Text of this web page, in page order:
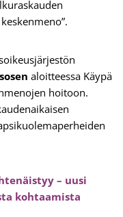
aloitteessa Käypä
hoitoon.
– uusi
kohtaamista